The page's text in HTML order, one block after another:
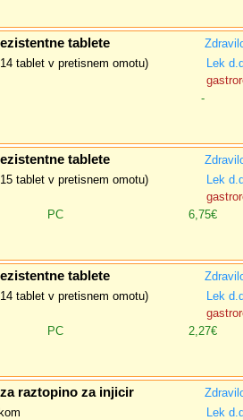
tablete
tablet v pretisnem omotu)
Lek
-
tablete
tablet v pretisnem omotu)
Lek
PC 6,75€
tablete
tablet v pretisnem omotu)
Lek
PC 2,27€
raztopino za injicir
Lek